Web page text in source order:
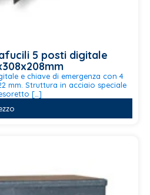
5 posti digitale
e chiave di emergenza con 4
mm. Struttura in acciaio speciale
[…]